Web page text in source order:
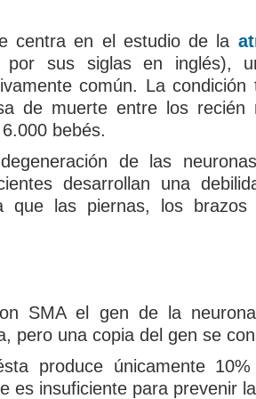
centra en el estudio de la
por sus siglas en inglés),
común. La
de muerte entre los recién
bebés.
de las
desarrollan una
que las piernas, los
SMA el gen de la
pero una copia del gen se
produce únicamente
es insuficiente para prevenir